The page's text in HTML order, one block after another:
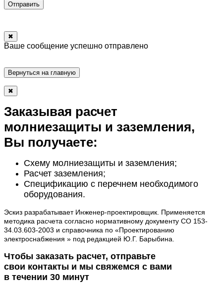
Отправить
✖
Ваше сообщение успешно отправлено
Вернуться на главную
✖
Заказывая расчет
молниезащиты и заземления,
Вы получаете:
Схему молниезащиты и заземления;
Расчет заземления;
Спецификацию с перечнем необходимого
оборудования.
Эскиз разрабатывает Инженер-проектировщик. Применяется
методика расчета согласно нормативному документу СО 153-
34.03.603-2003 и справочника по «Проектированию
электроснабжения » под редакцией Ю.Г. Барыбина.
Чтобы заказать расчет, отправьте
свои контакты и мы свяжемся с вами
в течении 30 минут